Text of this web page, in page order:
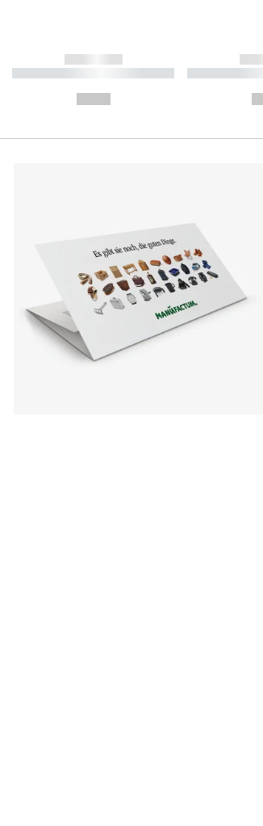
------------
----------- ----------- ----------
-----------